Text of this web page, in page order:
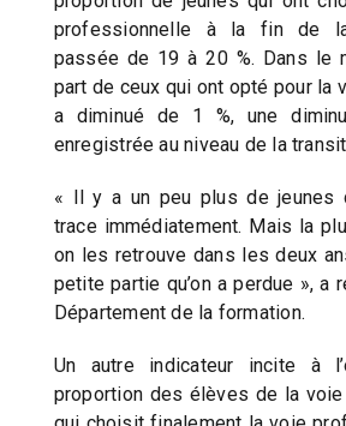
professionnelle à la fin de
passée de 19 à 20 %. Dans le
part de ceux qui ont opté pour la
a diminué de 1 %, une
enregistrée au niveau de la
« Il y a un peu plus de jeunes
trace immédiatement. Mais la
on les retrouve dans les deux
petite partie qu’on a perdue », a
Département de la formation.
Un autre indicateur incite à
proportion des élèves de la